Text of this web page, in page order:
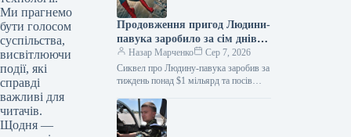
Ми прагнемо
бути голосом
суспільства,
висвітлюючи
події, які
справді
важливі для
читачів.
Щодня —
Продовження пригод Людини-
павука заробило за сім днів
понад 1 мільярд доларів і
зайняло перше місце за
касовими зборами цього року
Назар Марченко
Сер 7, 2026
Сиквел про Людину-павука заробив за
тиждень понад $1 мільярд та посів
стрічок року 06.08.2026 10:28
Укрінформ…